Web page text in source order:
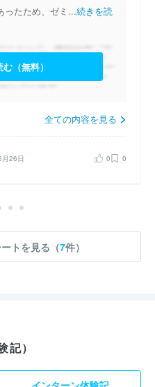
ったため、ゼミ...続きを読
（無料）
全ての内容を見る
26日 0 0
トを見る（7件）
）